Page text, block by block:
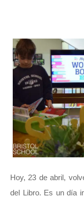
Hoy, 23 de abril,
del Libro. Es un día